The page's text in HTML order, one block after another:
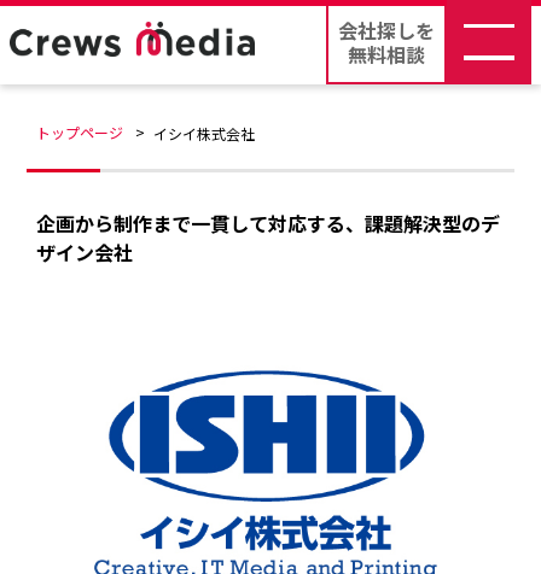
会社探しを
無料相談
トップページ イシイ株式会社
企画から制作まで一貫して対応する、課題解決型のデ
ザイン会社